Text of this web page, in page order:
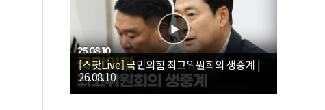
[스팟Live] 국민의힘 최고위원회의 생중계 |
26.08.10